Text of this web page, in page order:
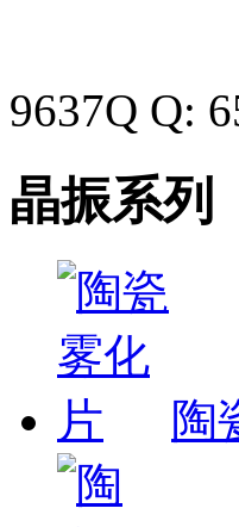
9637Q Q:
晶振系列
陶